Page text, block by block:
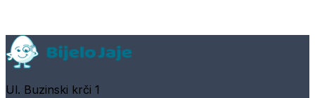
Ul. Buzinski krči 1